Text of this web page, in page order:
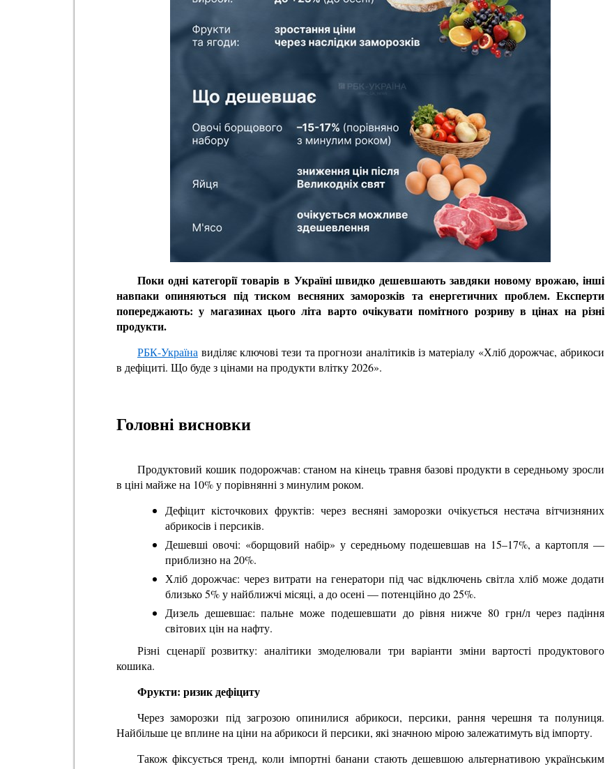
Поки одні категорії товарів в Україні швидко дешевшають завдяки новому врожаю, інші
навпаки опиняються під тиском весняних заморозків та енергетичних проблем. Експерти
попереджають: у магазинах цього літа варто очікувати помітного розриву в цінах на різні
продукти.
РБК-Україна виділяє ключові тези та прогнози аналітиків із матеріалу «Хліб дорожчає, абрикоси
в дефіциті. Що буде з цінами на продукти влітку 2026».
Головні висновки
Продуктовий кошик подорожчав: станом на кінець травня базові продукти в середньому зросли
в ціні майже на 10% у порівнянні з минулим роком.
Дефіцит кісточкових фруктів: через весняні заморозки очікується нестача вітчизняних
абрикосів і персиків.
Дешевші овочі: «борщовий набір» у середньому подешевшав на 15–17%, а картопля —
приблизно на 20%.
Хліб дорожчає: через витрати на генератори під час відключень світла хліб може додати
близько 5% у найближчі місяці, а до осені — потенційно до 25%.
Дизель дешевшає: пальне може подешевшати до рівня нижче 80 грн/л через падіння
світових цін на нафту.
Різні сценарії розвитку: аналітики змоделювали три варіанти зміни вартості продуктового
кошика.
Фрукти: ризик дефіциту
Через заморозки під загрозою опинилися абрикоси, персики, рання черешня та полуниця.
Найбільше це вплине на ціни на абрикоси й персики, які значною мірою залежатимуть від імпорту.
Також фіксується тренд, коли імпортні банани стають дешевшою альтернативою українським